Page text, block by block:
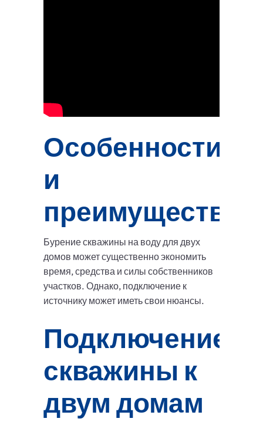
Особенности
и
преимущества
Бурение скважины на воду для двух
домов может существенно экономить
время, средства и силы собственников
участков. Однако, подключение к
источнику может иметь свои нюансы.
Подключение
скважины к
двум домам